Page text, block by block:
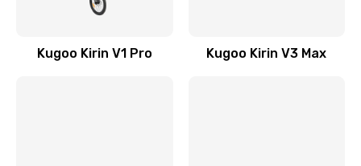
Kugoo Kirin V1 Pro Kugoo Kirin V3 Max